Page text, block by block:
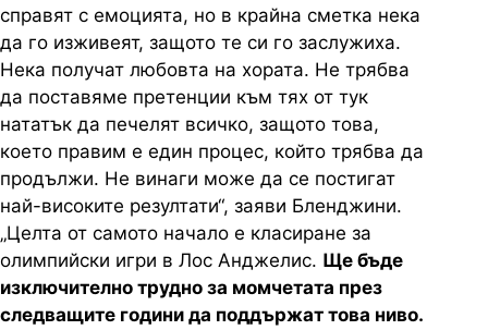
справят с емоцията, но в крайна сметка нека
да го изживеят, защото те си го заслужиха.
Нека получат любовта на хората. Не трябва
да поставяме претенции към тях от тук
нататък да печелят всичко, защото това,
което правим е един процес, който трябва да
продължи. Не винаги може да се постигат
най-високите резултати“, заяви Бленджини.
„Целта от самото начало е класиране за
олимпийски игри в Лос Анджелис. Ще бъде
изключително трудно за момчетата през
следващите години да поддържат това ниво.